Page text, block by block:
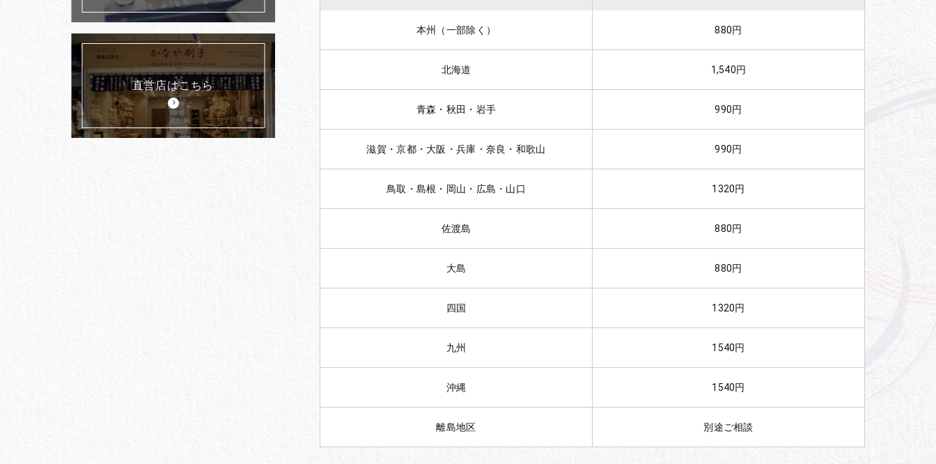
直営店はこちら
本州（一部除く） 880円
北海道 1,540円
青森・秋田・岩手 990円
滋賀・京都・大阪・兵庫・奈良・和歌山 990円
鳥取・島根・岡山・広島・山口 1320円
佐渡島 880円
大島 880円
四国 1320円
九州 1540円
沖縄 1540円
離島地区 別途ご相談